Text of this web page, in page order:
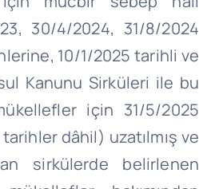
30/4/2024, 31/8/2024
10/1/2025 tarihli ve
Kanunu Sirküleri ile bu
için 31/5/2025
dâhil) uzatılmış ve
sirkülerde belirlenen